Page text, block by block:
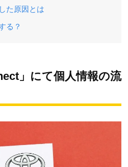
た原因とは
る？
」にて個人情報の流